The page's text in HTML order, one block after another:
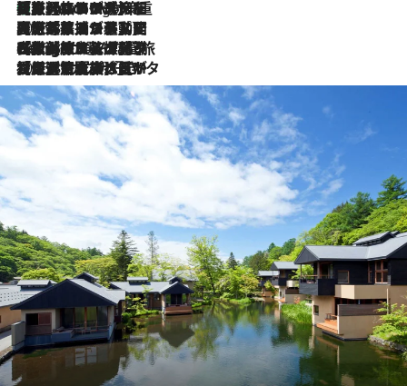
4 Hours Ago
【厳選旅コスメ】「身軽さ＆UV対策重視！」ヘアアーティストshucoが選んだ夏旅ベストコスメを発表【Mサイズジップ】
2026.8.5
【厳選旅コスメ】国内をあちこち移動する河井菜摘が選んだ夏旅ベストコスメ発表！「リラックスアイテムはマスト」【Mサイズジップ】
2026.8.4
【厳選旅コスメ】「紫外線＆乾燥対策しながらメイク感も！」ヘア＆メイクGeorgeが選んだ夏旅ベストコスメを発表！【Mサイズジップ】
2026.8.3
【厳選旅コスメ】「保湿もタイパ重視！」“サウナ好き”タレント清水みさとが愛用する夏旅ベストコスメを発表！【Mサイズジップ】